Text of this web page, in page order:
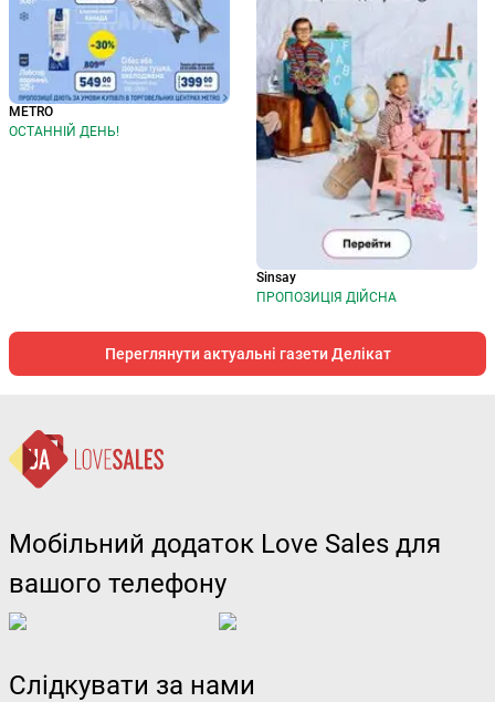
METRO
ОСТАННІЙ ДЕНЬ!
Sinsay
ПРОПОЗИЦІЯ ДІЙСНА
Переглянути актуальні газети Делікат
Мобільний додаток Love Sales для
вашого телефону
Слідкувати за нами